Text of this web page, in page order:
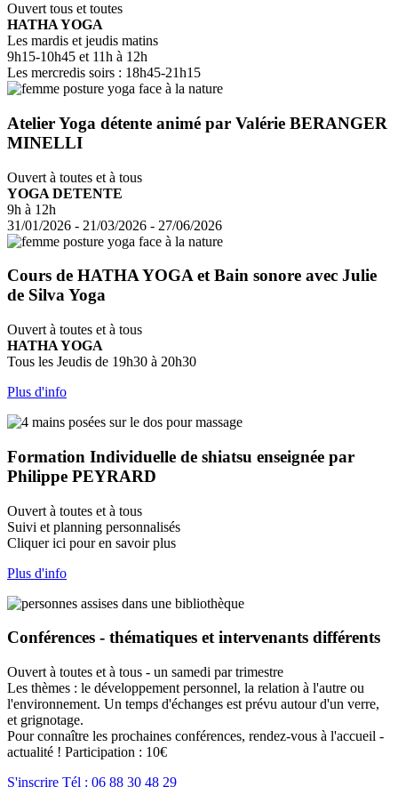
Ouvert tous et toutes
HATHA YOGA
Les mardis et jeudis matins
9h15-10h45 et 11h à 12h
Les mercredis soirs : 18h45-21h15
Atelier Yoga détente animé par Valérie BERANGER
MINELLI
Ouvert à toutes et à tous
YOGA DETENTE
9h à 12h
31/01/2026 - 21/03/2026 - 27/06/2026
Cours de HATHA YOGA et Bain sonore avec Julie
de Silva Yoga
Ouvert à toutes et à tous
HATHA YOGA
Tous les Jeudis de 19h30 à 20h30
Plus d'info
Formation Individuelle de shiatsu enseignée par
Philippe PEYRARD
Ouvert à toutes et à tous
Suivi et planning personnalisés
Cliquer ici pour en savoir plus
Plus d'info
Conférences - thématiques et intervenants différents
Ouvert à toutes et à tous - un samedi par trimestre
Les thèmes : le développement personnel, la relation à l'autre ou
l'environnement. Un temps d'échanges est prévu autour d'un verre,
et grignotage.
Pour connaître les prochaines conférences, rendez-vous à l'accueil -
actualité ! Participation : 10€
S'inscrire Tél : 06 88 30 48 29